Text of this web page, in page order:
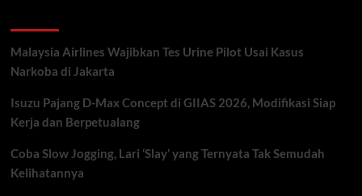
KPK,
Sejumlah
Tunai
Diamankan
Malaysia Airlines Wajibkan Tes Urine Pilot Usai Kasus
Narkoba di Jakarta
Isuzu Pajang D-Max Concept di GIIAS 2026, Modifikasi Siap
Kerja dan Berpetualang
Coba Slow Jogging, Lari ‘Slay’ yang Ternyata Tak Semudah
Kelihatannya